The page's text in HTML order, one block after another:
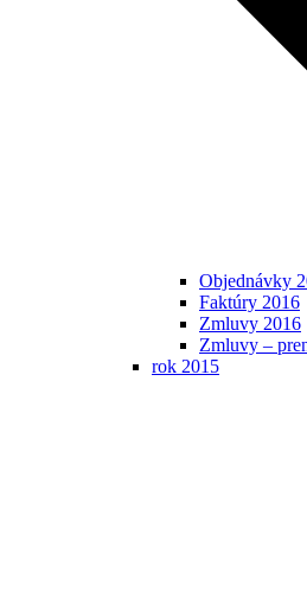
Objednávky
Faktúry 2016
Zmluvy 2016
Zmluvy –
rok 2015